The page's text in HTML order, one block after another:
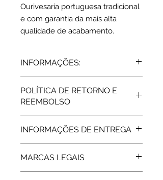
Ourivesaria portuguesa tradicional
e com garantia da mais alta
qualidade de acabamento.
INFORMAÇÕES:
de 19,2 Kts e pérolas.
Dimensões: 3 cm
Peso: 5,9 grs
2 pérolas
POLÍTICA DE RETORNO E
REEMBOLSO
do Ouro estão abrangidos pela
Garantia de Fabricante, de 2 Anos,
assegurada pelas respetivas
a Rota do Ouro presta igualmente
INFORMAÇÕES DE ENTREGA
MARCAS LEGAIS